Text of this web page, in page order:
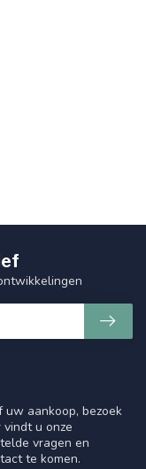
aankoop, bezoek
u onze
vragen en
te komen.